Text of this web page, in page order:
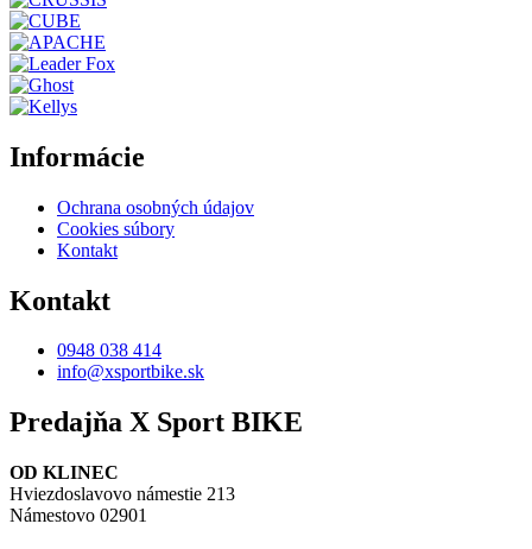
Informácie
Ochrana osobných údajov
Cookies súbory
Kontakt
Kontakt
0948 038 414
info@xsportbike.sk
Predajňa X Sport BIKE
OD KLINEC
Hviezdoslavovo námestie 213
Námestovo 02901